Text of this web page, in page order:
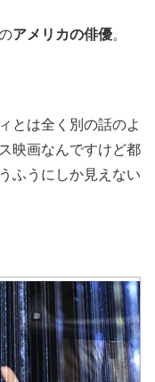
アメリカの俳優。
は全く別の話のよ
映画なんですけど都
ふうにしか見えない